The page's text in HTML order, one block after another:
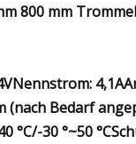
800 mm
(nach Bedarf
30 °~50